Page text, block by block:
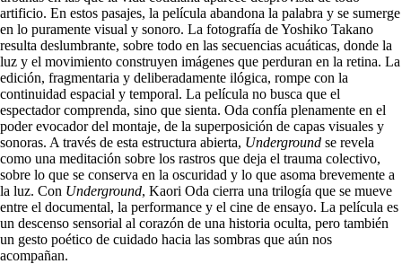
artificio. En estos pasajes, la película abandona la palabra y se sumerge
en lo puramente visual y sonoro. La fotografía de Yoshiko Takano
resulta deslumbrante, sobre todo en las secuencias acuáticas, donde la
luz y el movimiento construyen imágenes que perduran en la retina. La
edición, fragmentaria y deliberadamente ilógica, rompe con la
continuidad espacial y temporal. La película no busca que el
espectador comprenda, sino que sienta. Oda confía plenamente en el
poder evocador del montaje, de la superposición de capas visuales y
sonoras. A través de esta estructura abierta, Underground se revela
como una meditación sobre los rastros que deja el trauma colectivo,
sobre lo que se conserva en la oscuridad y lo que asoma brevemente a
la luz. Con Underground, Kaori Oda cierra una trilogía que se mueve
entre el documental, la performance y el cine de ensayo. La película es
un descenso sensorial al corazón de una historia oculta, pero también
un gesto poético de cuidado hacia las sombras que aún nos
acompañan.